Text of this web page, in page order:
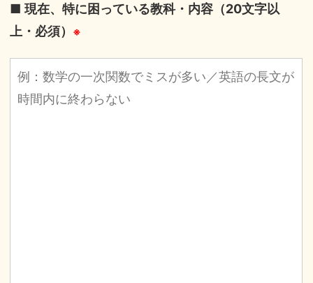
■ 現在、特に困っている教科・内容（20文字以
上・必須）
※